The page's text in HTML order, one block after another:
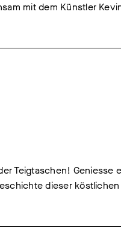
mit dem Künstler
Teigtaschen! Geniesse
dieser köstlichen